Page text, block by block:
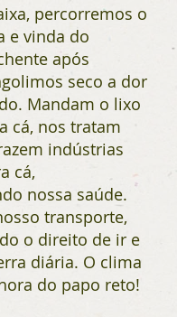
percorremos o
e vinda do
após
seco a dor
Mandam o lixo
cá, nos tratam
indústrias
cá,
nossa saúde.
transporte,
o direito de ir e
diária. O clima
do papo reto!